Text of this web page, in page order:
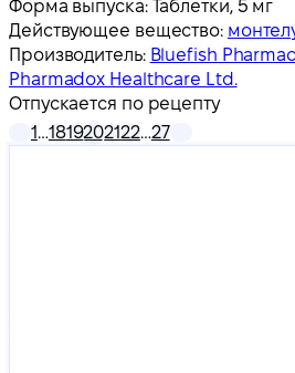
Форма выпуска: Таблетки, 5 мг
Действующее вещество:
Производитель: Bluefish
Pharmadox Healthcare Ltd.
Отпускается по рецепту
1…1819202122…27